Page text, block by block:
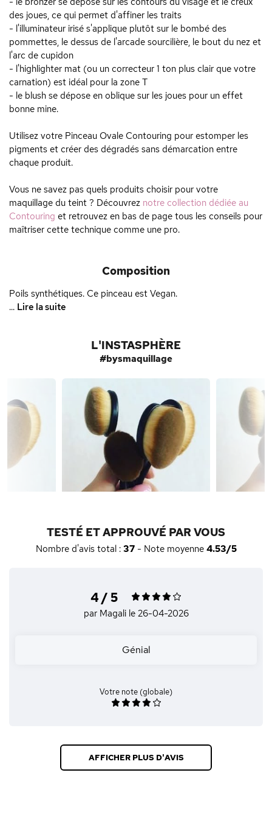
des joues, ce qui permet d'affiner les traits
- l'illuminateur irisé s'applique plutôt sur le bombé des
pommettes, le dessus de l'arcade sourcilière, le bout du nez et
l'arc de cupidon
- l'highlighter mat (ou un correcteur 1 ton plus clair que votre
carnation) est idéal pour la zone T
- le blush se dépose en oblique sur les joues pour un effet
bonne mine.
Utilisez votre Pinceau Ovale Contouring pour estomper les
pigments et créer des dégradés sans démarcation entre
chaque produit.
Vous ne savez pas quels produits choisir pour votre
maquillage du teint ? Découvrez notre collection dédiée au
Contouring et retrouvez en bas de page tous les conseils pour
maîtriser cette technique comme une pro.
Composition
Poils synthétiques. Ce pinceau est Vegan.
... Lire la suite
L'INSTASPHÈRE
#bysmaquillage
TESTÉ ET APPROUVÉ PAR VOUS
Nombre d'avis total : 37- Note moyenne 4.53/5
4 / 5
par Magali le 26-04-2026
Génial
Votre note (globale)
AFFICHER PLUS D'AVIS